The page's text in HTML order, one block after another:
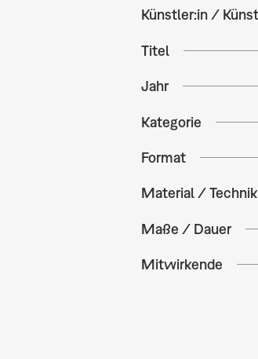
Künstler:in /
Titel
Jahr
Kategorie
Format
Material / Technik
Maße / Dauer
Mitwirkende